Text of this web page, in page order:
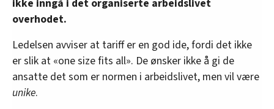
ikke inngå i det organiserte arbeidslivet
overhodet.
Ledelsen avviser at tariff er en god ide, fordi det ikke
er slik at «one size fits all». De ønsker ikke å gi de
ansatte det som er normen i arbeidslivet, men vil være
unike.